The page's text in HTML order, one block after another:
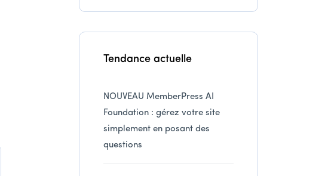
Tendance actuelle
NOUVEAU MemberPress AI
Foundation : gérez votre site
simplement en posant des
questions